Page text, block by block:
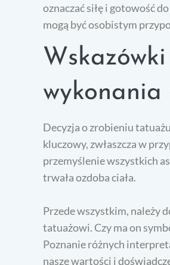
oznaczać siłę i gotowość
mogą być osobistym
Decyzja o zrobieniu
kluczowy, zwłaszcza w
przemyślenie wszystkich
trwała ozdoba ciała.
Przede wszystkim, należy
tatuażowi. Czy ma on
Poznanie różnych
nasze wartości i